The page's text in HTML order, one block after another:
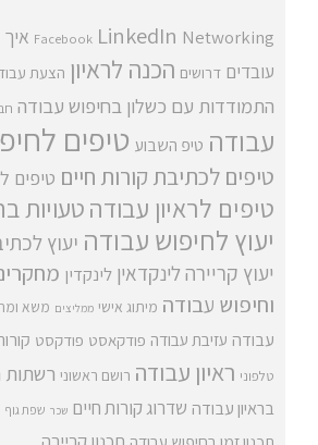
Facebook LinkedIn Networking
עובדים דרושים הכנה לראיון הצעת
התמודדות עם כשלון בחיפוש עבודה
עבודה טיפ השבוע טיפים
טיפים לכתיבת קורות חיים טיפים
טיפים לראיון עבודהטעויות
יעוץ לחיפוש עבודה יעוץ
יעוץ קריירה לינקדאין לינקדין
וחיפוש עבודה מיתוג אישי ממליצים משא
עבודה עזיבת עבודה פודקאסט פודקסט
טלפוני ראיון עבודה רושם ראשוני רשתות
בראיון עבודה שדרוג קורות חיים שכר שפת גוף